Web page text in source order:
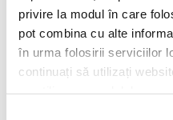
privire la modul în care
pot combina cu alte
în urma folosirii serviciilor
continuați să utilizați
Culoare lentile:
transparent
Tip lentile: